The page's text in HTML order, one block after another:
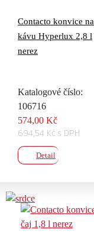
Contacto konvice na
kávu Hyperlux 2,8 l
nerez
Katalogové číslo:
106716
574,00 Kč
694,54 Kč s DPH
Detail